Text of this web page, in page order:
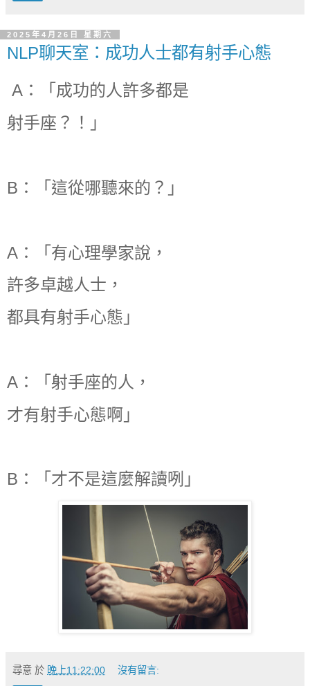
2025年4月26日 星期六
NLP聊天室：成功人士都有射手心態
A：「成功的人許多都是
射手座？！」
B：「這從哪聽來的？」
A：「有心理學家說，
許多卓越人士，
都具有射手心態」
A：「射手座的人，
才有射手心態啊」
B：「才不是這麼解讀咧」
尋意 於 晚上11:22:00 沒有留言: